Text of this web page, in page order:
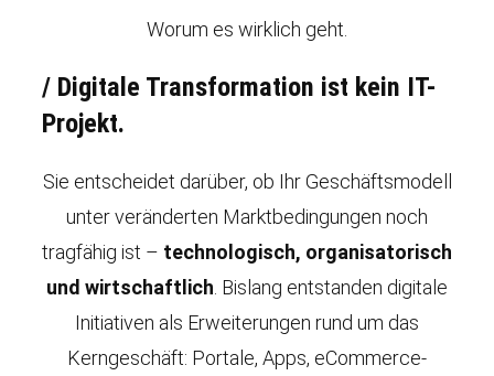
Worum es wirklich geht.
/ Digitale Transformation ist kein IT-
Projekt.
Sie entscheidet darüber, ob Ihr Geschäftsmodell
unter veränderten Marktbedingungen noch
tragfähig ist – technologisch, organisatorisch
und wirtschaftlich . Bislang entstanden digitale
Initiativen als Erweiterungen rund um das
Kerngeschäft: Portale, Apps, eCommerce-